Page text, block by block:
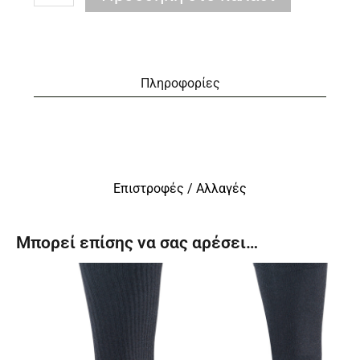
Πληροφορίες
Επιστροφές / Αλλαγές
Μπορεί επίσης να σας αρέσει…
Αυτό
το
προϊόν
έχει
πολλαπλές
Αυτό
το
προϊόν
έχει
πολλαπλές